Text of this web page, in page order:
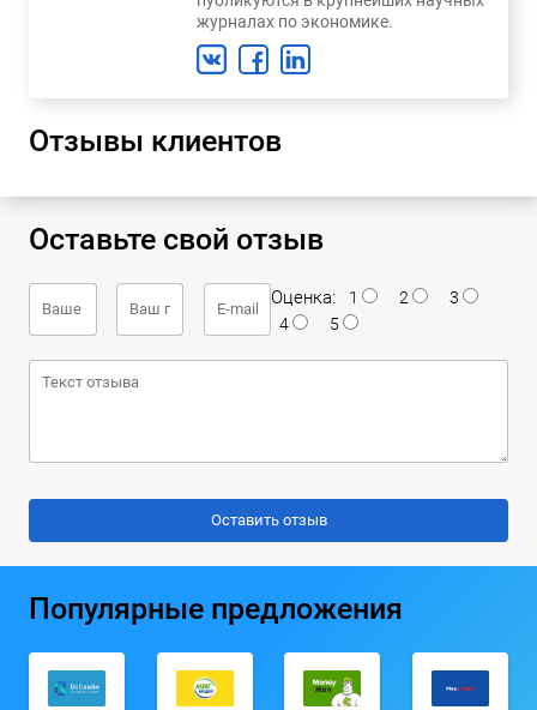
журналах по экономике.
Отзывы клиентов
Оставьте свой отзыв
Оценка: 1 2
3
4
5
Популярные предложения